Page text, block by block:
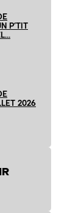
P’TIT
2026